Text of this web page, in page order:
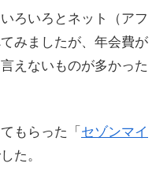
ろいろとネット（アフ
みましたが、年会費が
えないものが多かった
もらった「 セゾンマイ
た。